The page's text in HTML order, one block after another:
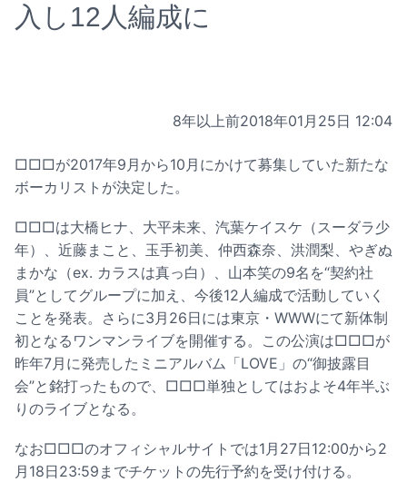
入し12人編成に
8年以上前2018年01月25日 12:04
□□□が2017年9月から10月にかけて募集していた新たな
ボーカリストが決定した。
□□□は大橋ヒナ、大平未来、汽葉ケイスケ（スーダラ少
年）、近藤まこと、玉手初美、仲西森奈、洪潤梨、やぎぬ
まかな（ex. カラスは真っ白）、山本笑の9名を“契約社
員”としてグループに加え、今後12人編成で活動していく
ことを発表。さらに3月26日には東京・WWWにて新体制
初となるワンマンライブを開催する。この公演は□□□が
昨年7月に発売したミニアルバム「LOVE」の“御披露目
会”と銘打ったもので、□□□単独としてはおよそ4年半ぶ
りのライブとなる。
なお□□□のオフィシャルサイトでは1月27日12:00から2
月18日23:59までチケットの先行予約を受け付ける。